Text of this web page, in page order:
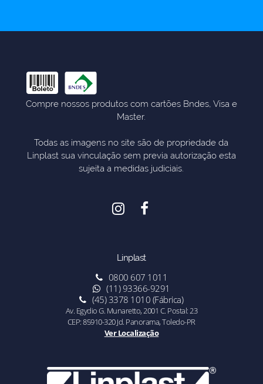
Compre nossos produtos com cartões Bndes, Visa e
Master.
Todas as imagens no site são de propriedade da
Linplast sua vinculação sem previa autorização esta
sujeita a medidas judiciais.
Linplast
0800 607 1011
(11) 93366-9291
(45) 3378 1010 (Fábrica)
Av. Egydio G. Munaretto, 2001 C. Postal: 23
CEP: 85910-320 Jd. Panorama, Toledo-PR
Ver Localização